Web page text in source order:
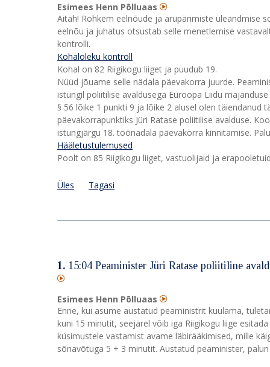
Esimees Henn Põlluaas
Aitäh! Rohkem eelnõude ja arupärimiste üleandmise
eelnõu ja juhatus otsustab selle menetlemise
kontrolli.
Kohaloleku kontroll
Kohal on 82 Riigikogu liiget ja puudub 19.
Nüüd jõuame selle nädala päevakorra juurde.
istungil poliitilise avaldusega Euroopa Liidu
§ 56 lõike 1 punkti 9 ja lõike 2 alusel olen täiendanud
päevakorrapunktiks Jüri Ratase poliitilise avalduse.
istungjärgu 18. töönädala päevakorra kinnitamise.
Hääletustulemused
Poolt on 85 Riigikogu liiget, vastuolijaid ja
Üles Tagasi
1. 15:04 Peaminister Jüri Ratase poliitiline
Esimees Henn Põlluaas
Enne, kui asume austatud peaministrit kuulama,
kuni 15 minutit, seejärel võib iga Riigikogu liige
küsimustele vastamist avame läbirääkimised, mille
sõnavõtuga 5 + 3 minutit. Austatud peaminister,